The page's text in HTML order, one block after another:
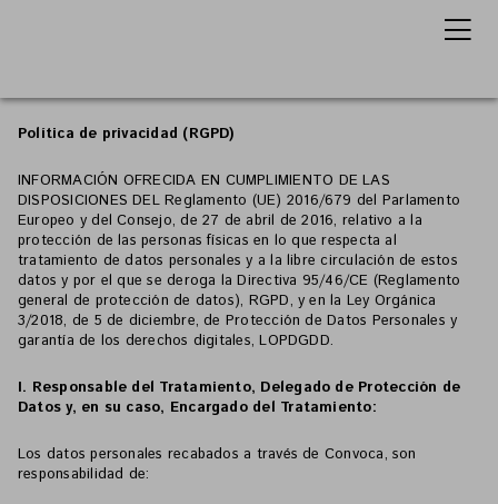
Política de privacidad (RGPD)
INFORMACIÓN OFRECIDA EN CUMPLIMIENTO DE LAS
DISPOSICIONES DEL Reglamento (UE) 2016/679 del Parlamento
Europeo y del Consejo, de 27 de abril de 2016, relativo a la
protección de las personas físicas en lo que respecta al
tratamiento de datos personales y a la libre circulación de estos
datos y por el que se deroga la Directiva 95/46/CE (Reglamento
general de protección de datos), RGPD, y en la Ley Orgánica
3/2018, de 5 de diciembre, de Protección de Datos Personales y
garantía de los derechos digitales, LOPDGDD.
I. Responsable del Tratamiento, Delegado de Protección de
Datos y, en su caso, Encargado del Tratamiento:
Los datos personales recabados a través de Convoca, son
responsabilidad de: